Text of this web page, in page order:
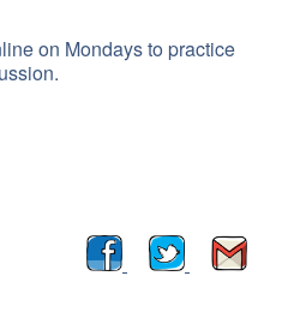
on Mondays to practice